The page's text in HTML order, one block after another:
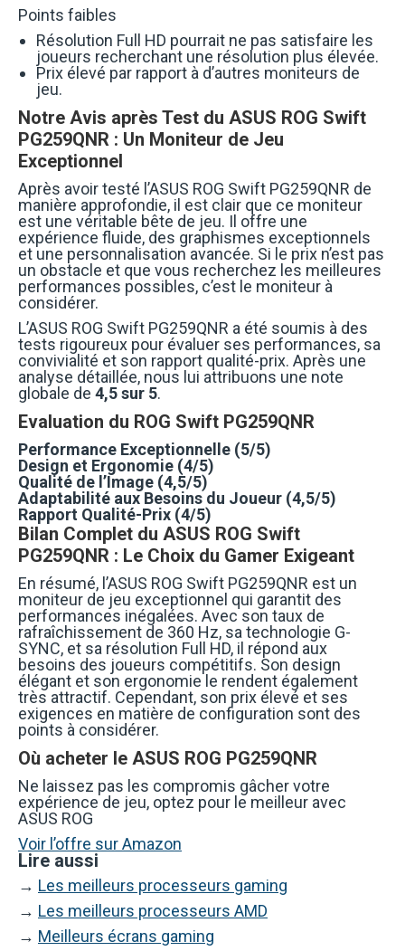
Points faibles
Résolution Full HD pourrait ne pas satisfaire les
joueurs recherchant une résolution plus élevée.
Prix élevé par rapport à d’autres moniteurs de
jeu.
Notre Avis après Test du ASUS ROG Swift
PG259QNR : Un Moniteur de Jeu
Exceptionnel
Après avoir testé l’ASUS ROG Swift PG259QNR de
manière approfondie, il est clair que ce moniteur
est une véritable bête de jeu. Il offre une
expérience fluide, des graphismes exceptionnels
et une personnalisation avancée. Si le prix n’est pas
un obstacle et que vous recherchez les meilleures
performances possibles, c’est le moniteur à
considérer.
L’ASUS ROG Swift PG259QNR a été soumis à des
tests rigoureux pour évaluer ses performances, sa
convivialité et son rapport qualité-prix. Après une
analyse détaillée, nous lui attribuons une note
globale de 4,5 sur 5.
Evaluation du ROG Swift PG259QNR
Performance Exceptionnelle (5/5)
Design et Ergonomie (4/5)
Qualité de l’Image (4,5/5)
Adaptabilité aux Besoins du Joueur (4,5/5)
Rapport Qualité-Prix (4/5)
Bilan Complet du ASUS ROG Swift
PG259QNR : Le Choix du Gamer Exigeant
En résumé, l’ASUS ROG Swift PG259QNR est un
moniteur de jeu exceptionnel qui garantit des
performances inégalées. Avec son taux de
rafraîchissement de 360 Hz, sa technologie G-
SYNC, et sa résolution Full HD, il répond aux
besoins des joueurs compétitifs. Son design
élégant et son ergonomie le rendent également
très attractif. Cependant, son prix élevé et ses
exigences en matière de configuration sont des
points à considérer.
Où acheter le ASUS ROG PG259QNR
Ne laissez pas les compromis gâcher votre
expérience de jeu, optez pour le meilleur avec
ASUS ROG
Voir l’offre sur Amazon
Lire aussi
→ Les meilleurs processeurs gaming
→ Les meilleurs processeurs AMD
→ Meilleurs écrans gaming